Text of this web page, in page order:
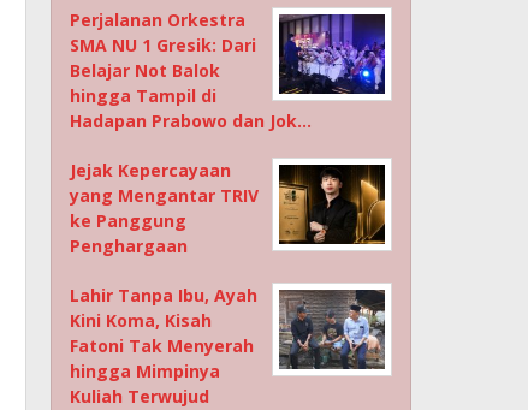
Perjalanan Orkestra
SMA NU 1 Gresik: Dari
Belajar Not Balok
hingga Tampil di
Hadapan Prabowo dan Jok…
Jejak Kepercayaan
yang Mengantar TRIV
ke Panggung
Penghargaan
Lahir Tanpa Ibu, Ayah
Kini Koma, Kisah
Fatoni Tak Menyerah
hingga Mimpinya
Kuliah Terwujud